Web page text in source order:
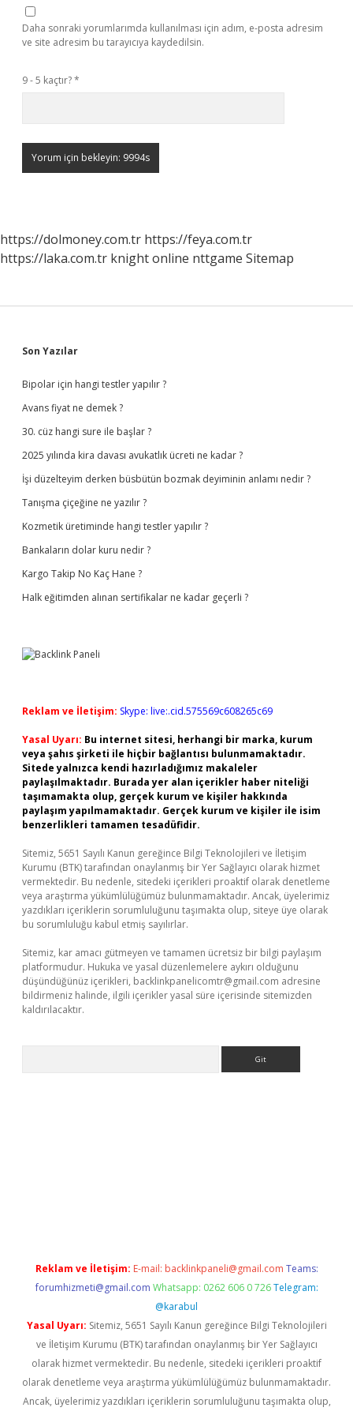
Daha sonraki yorumlarımda kullanılması için adım, e-posta adresim
ve site adresim bu tarayıcıya kaydedilsin.
9 - 5 kaçtır?*
https://dolmoney.com.tr https://feya.com.tr
https://laka.com.tr knight online nttgame Sitemap
Sidebar
Son Yazılar
Bipolar için hangi testler yapılır ?
Avans fiyat ne demek ?
30. cüz hangi sure ile başlar ?
2025 yılında kira davası avukatlık ücreti ne kadar ?
İşi düzelteyim derken büsbütün bozmak deyiminin anlamı nedir ?
Tanışma çiçeğine ne yazılır ?
Kozmetik üretiminde hangi testler yapılır ?
Bankaların dolar kuru nedir ?
Kargo Takip No Kaç Hane ?
Halk eğitimden alınan sertifikalar ne kadar geçerli ?
Reklam ve İletişim: Skype: live:.cid.575569c608265c69
Yasal Uyarı: Bu internet sitesi, herhangi bir marka, kurum
veya şahıs şirketi ile hiçbir bağlantısı bulunmamaktadır.
Sitede yalnızca kendi hazırladığımız makaleler
paylaşılmaktadır. Burada yer alan içerikler haber niteliği
taşımamakta olup, gerçek kurum ve kişiler hakkında
paylaşım yapılmamaktadır. Gerçek kurum ve kişiler ile isim
benzerlikleri tamamen tesadüfidir.
Sitemiz, 5651 Sayılı Kanun gereğince Bilgi Teknolojileri ve İletişim
Kurumu (BTK) tarafından onaylanmış bir Yer Sağlayıcı olarak hizmet
vermektedir. Bu nedenle, sitedeki içerikleri proaktif olarak denetleme
veya araştırma yükümlülüğümüz bulunmamaktadır. Ancak, üyelerimiz
yazdıkları içeriklerin sorumluluğunu taşımakta olup, siteye üye olarak
bu sorumluluğu kabul etmiş sayılırlar.
Sitemiz, kar amacı gütmeyen ve tamamen ücretsiz bir bilgi paylaşım
platformudur. Hukuka ve yasal düzenlemelere aykırı olduğunu
düşündüğünüz içerikleri, backlinkpanelicomtr@gmail.com adresine
bildirmeniz halinde, ilgili içerikler yasal süre içerisinde sitemizden
kaldırılacaktır.
Reklam ve İletişim: E-mail: backlinkpaneli@gmail.com Teams:
forumhizmeti@gmail.com Whatsapp: 0262 606 0 726 Telegram:
@karabul
Yasal Uyarı: Sitemiz, 5651 Sayılı Kanun gereğince Bilgi Teknolojileri
ve İletişim Kurumu (BTK) tarafından onaylanmış bir Yer Sağlayıcı
olarak hizmet vermektedir. Bu nedenle, sitedeki içerikleri proaktif
olarak denetleme veya araştırma yükümlülüğümüz bulunmamaktadır.
Ancak, üyelerimiz yazdıkları içeriklerin sorumluluğunu taşımakta olup,